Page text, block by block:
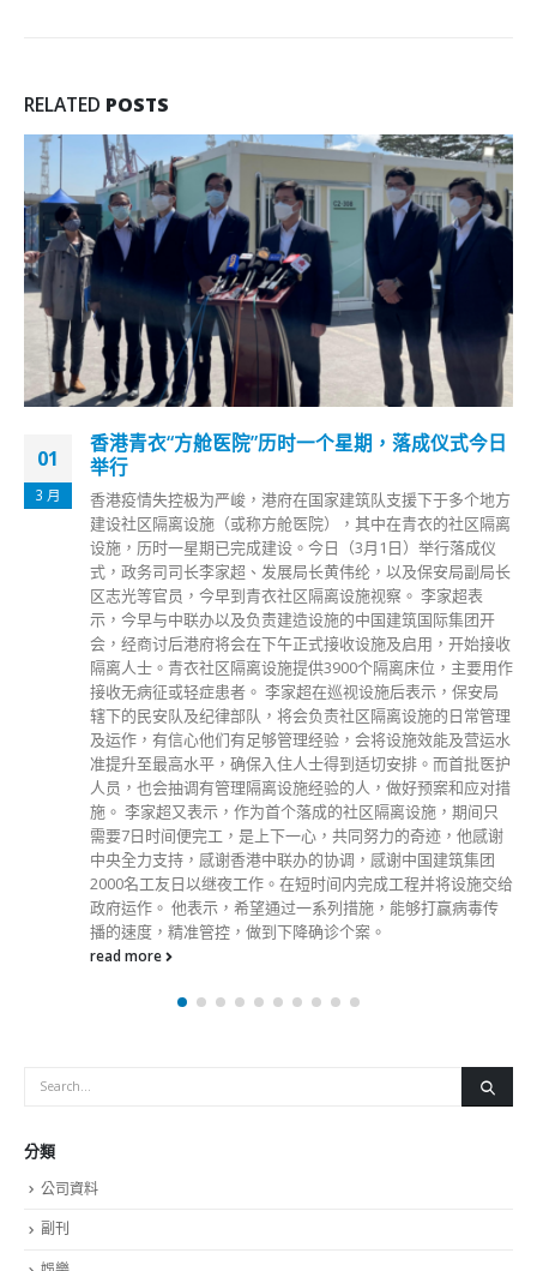
RELATED POSTS
香港青衣“方舱医院”历时一个星期，落成仪式今日
举行
香港疫情失控极为严峻，港府在国家建筑队支援下于多个地方
建设社区隔离设施（或称方舱医院），其中在青衣的社区隔离
设施，历时一星期已完成建设。今日（3月1日）举行落成仪
式，政务司司长李家超、发展局长黄伟纶，以及保安局副局长
区志光等官员，今早到青衣社区隔离设施视察。 李家超表
示，今早与中联办以及负责建造设施的中国建筑国际集团开
会，经商讨后港府将会在下午正式接收设施及启用，开始接收
隔离人士。青衣社区隔离设施提供3900个隔离床位，主要用作
接收无病征或轻症患者。 李家超在巡视设施后表示，保安局
辖下的民安队及纪律部队，将会负责社区隔离设施的日常管理
及运作，有信心他们有足够管理经验，会将设施效能及营运水
准提升至最高水平，确保入住人士得到适切安排。而首批医护
人员，也会抽调有管理隔离设施经验的人，做好预案和应对措
施。 李家超又表示，作为首个落成的社区隔离设施，期间只
需要7日时间便完工，是上下一心，共同努力的奇迹，他感谢
中央全力支持，感谢香港中联办的协调，感谢中国建筑集团
2000名工友日以继夜工作。在短时间内完成工程并将设施交给
政府运作。 他表示，希望通过一系列措施，能够打赢病毒传
播的速度，精准管控，做到下降确诊个案。
read more
分類
公司資料
副刊